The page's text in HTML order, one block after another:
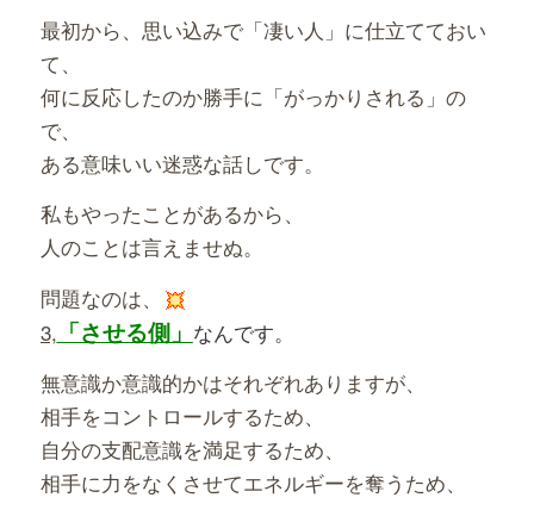
最初から、思い込みで「凄い人」に仕立てておい
て、
何に反応したのか勝手に「がっかりされる」の
で、
ある意味いい迷惑な話しです。
私もやったことがあるから、
人のことは言えませぬ。
問題なのは、
3, 「させる側」 なんです。
無意識か意識的かはそれぞれありますが、
相手をコントロールするため、
自分の支配意識を満足するため、
相手に力をなくさせてエネルギーを奪うため、